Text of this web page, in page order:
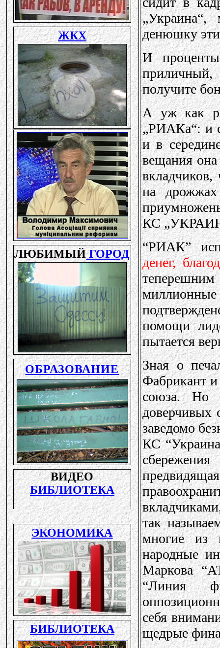
денюшку
И
получите
А уж как
„РИАКа“: и
и в
вещания она
вкладчиков,
на
КС
“РИАК”
денег,
помощи
пытается
Зная о
Фабрикант и
союза. Но
доверчивых
заведомо
КС
так
многие из
народные
Маркова
“Линия
себя
щедрые